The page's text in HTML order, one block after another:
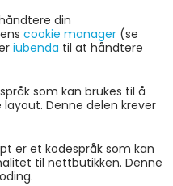
din
cookie manager (se
iubenda til at håndtere
som kan brukes til å
Denne delen krever
er et kodespråk som kan
til nettbutikken. Denne